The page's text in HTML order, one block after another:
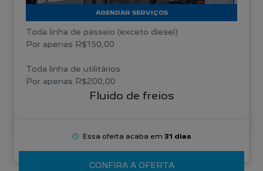
Fluido de freios
AGENDAR SERVIÇOS
Toda linha de passeio (exceto diesel)
Por apenas R$150,00
Toda linha de utilitários
Por apenas R$200,00
Essa oferta acaba em 31 dias
CONFIRA A OFERTA